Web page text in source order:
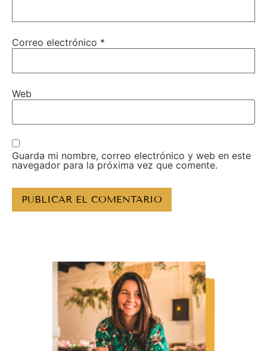
Correo electrónico *
Web
Guarda mi nombre, correo electrónico y web en este
navegador para la próxima vez que comente.